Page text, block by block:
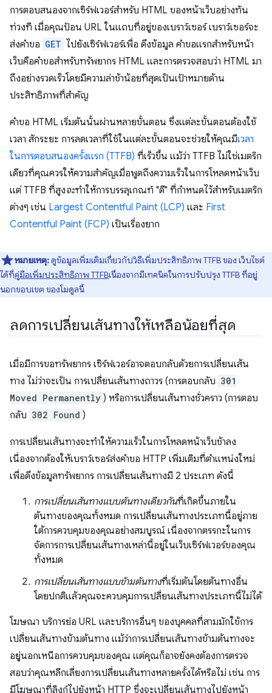
การตอบสนองจากเซิร์ฟเวอร์สำหรับ HTML ของหน้าเว็บอย่างทัน
ท่วงที เมื่อคุณป้อน URL ในแถบที่อยู่ของเบราว์เซอร์ เบราว์เซอร์จะ
ส่งคำขอ GET ไปยังเซิร์ฟเวอร์เพื่อ ดึงข้อมูล คำขอแรกสำหรับหน้า
เว็บคือคำขอสำหรับทรัพยากร HTML และการตรวจสอบว่า HTML มา
ถึงอย่างรวดเร็วโดยมีความล่าช้าน้อยที่สุดเป็นเป้าหมายด้าน
ประสิทธิภาพที่สำคัญ
คำขอ HTML เริ่มต้นนั้นผ่านหลายขั้นตอน ซึ่งแต่ละขั้นตอนต้องใช้
เวลา สักระยะ การลดเวลาที่ใช้ในแต่ละขั้นตอนจะช่วยให้คุณมีเวลา
ในการตอบสนองครั้งแรก (TTFB) ที่เร็วขึ้น แม้ว่า TTFB ไม่ใช่เมตริก
เดียวที่คุณควรให้ความสำคัญเมื่อพูดถึงความเร็วในการโหลดหน้าเว็บ
แต่ TTFB ที่สูงจะทำให้การบรรลุเกณฑ์ "ดี" ที่กำหนดไว้สำหรับเมตริก
ต่างๆ เช่น Largest Contentful Paint (LCP) และ First
Contentful Paint (FCP) เป็นเรื่องยาก
หมายเหตุ:ดูข้อมูลเพิ่มเติมเกี่ยวกับวิธีเพิ่มประสิทธิภาพ TTFB ของ เว็บไซต์
ได้ที่คู่มือเพิ่มประสิทธิภาพ TTFBเนื่องจากมีเทคนิคในการปรับปรุง TTFB ที่อยู่
นอกขอบเขต ของโมดูลนี้
ลดการเปลี่ยนเส้นทางให้เหลือน้อยที่สุด
เมื่อมีการขอทรัพยากร เซิร์ฟเวอร์อาจตอบกลับด้วยการเปลี่ยนเส้น
ทาง ไม่ว่าจะเป็น การเปลี่ยนเส้นทางถาวร (การตอบกลับ 301
Moved Permanently ) หรือการเปลี่ยนเส้นทางชั่วคราว (การตอบ
กลับ 302 Found )
การเปลี่ยนเส้นทางจะทำให้ความเร็วในการโหลดหน้าเว็บช้าลง
เนื่องจากต้องให้เบราว์เซอร์ส่งคำขอ HTTP เพิ่มเติมที่ตำแหน่งใหม่
เพื่อดึงข้อมูลทรัพยากร การเปลี่ยนเส้นทางมี 2 ประเภท ดังนี้
การเปลี่ยนเส้นทางแบบต้นทางเดียวกันที่เกิดขึ้นภายใน
ต้นทางของคุณทั้งหมด การเปลี่ยนเส้นทางประเภทนี้อยู่ภาย
ใต้การควบคุมของคุณอย่างสมบูรณ์ เนื่องจากตรรกะในการ
จัดการการเปลี่ยนเส้นทางเหล่านี้อยู่ในเว็บเซิร์ฟเวอร์ของคุณ
ทั้งหมด
การเปลี่ยนเส้นทางแบบข้ามต้นทางที่เริ่มต้นโดยต้นทางอื่น
โดยปกติแล้วคุณจะควบคุมการเปลี่ยนเส้นทางประเภทนี้ไม่ได้
โฆษณา บริการย่อ URL และบริการอื่นๆ ของบุคคลที่สามมักใช้การ
เปลี่ยนเส้นทางข้ามต้นทาง แม้ว่าการเปลี่ยนเส้นทางข้ามต้นทางจะ
อยู่นอกเหนือการควบคุมของคุณ แต่คุณก็อาจยังคงต้องการตรวจ
สอบว่าคุณหลีกเลี่ยงการเปลี่ยนเส้นทางหลายครั้งได้หรือไม่ เช่น การ
มีโฆษณาที่ลิงก์ไปยังหน้า HTTP ซึ่งจะเปลี่ยนเส้นทางไปยังหน้า